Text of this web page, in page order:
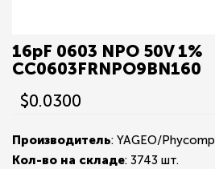
16pF 0603 NPO 50V 1%
CC0603FRNPO9BN160
$0.0300
Производитель: YAGEO/Phycomp
Кол-во на складе: 3743 шт.